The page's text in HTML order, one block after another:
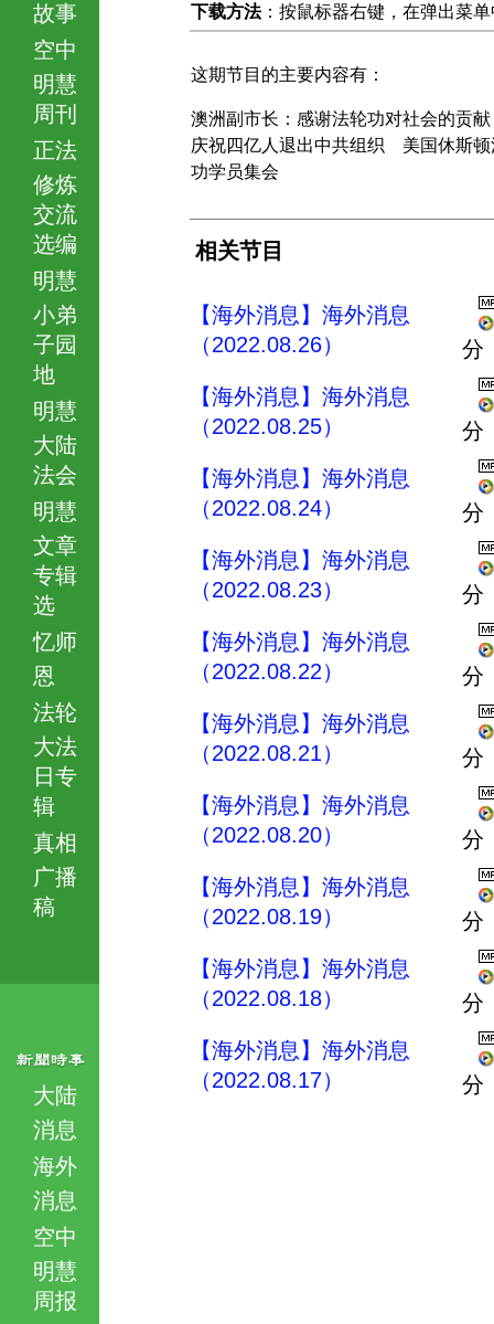
故事
空中
明慧
周刊
正法
修炼
交流
选编
明慧
小弟
子园
地
明慧
大陆
法会
明慧
文章
专辑
选
忆师
恩
法轮
大法
日专
辑
真相
广播
稿
大陆
消息
海外
消息
空中
明慧
周报
下载方法：按鼠标器右键，在弹出菜
这期节目的主要内容有：
澳洲副市长：感谢法轮功对社会的贡献
庆祝四亿人退出中共组织 美国休斯顿
功学员集会
相关节目
【海外消息】海外消息
（2022.08.26）
分
【海外消息】海外消息
（2022.08.25）
分
【海外消息】海外消息
（2022.08.24）
分
【海外消息】海外消息
（2022.08.23）
分
【海外消息】海外消息
（2022.08.22）
分
【海外消息】海外消息
（2022.08.21）
分
【海外消息】海外消息
（2022.08.20）
分
【海外消息】海外消息
（2022.08.19）
分
【海外消息】海外消息
（2022.08.18）
分
【海外消息】海外消息
（2022.08.17）
分